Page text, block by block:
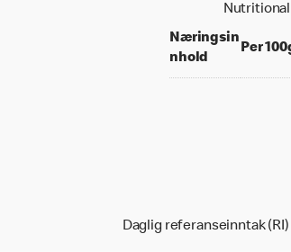
Næringsin
nhold
Per
Daglig referanseinntak